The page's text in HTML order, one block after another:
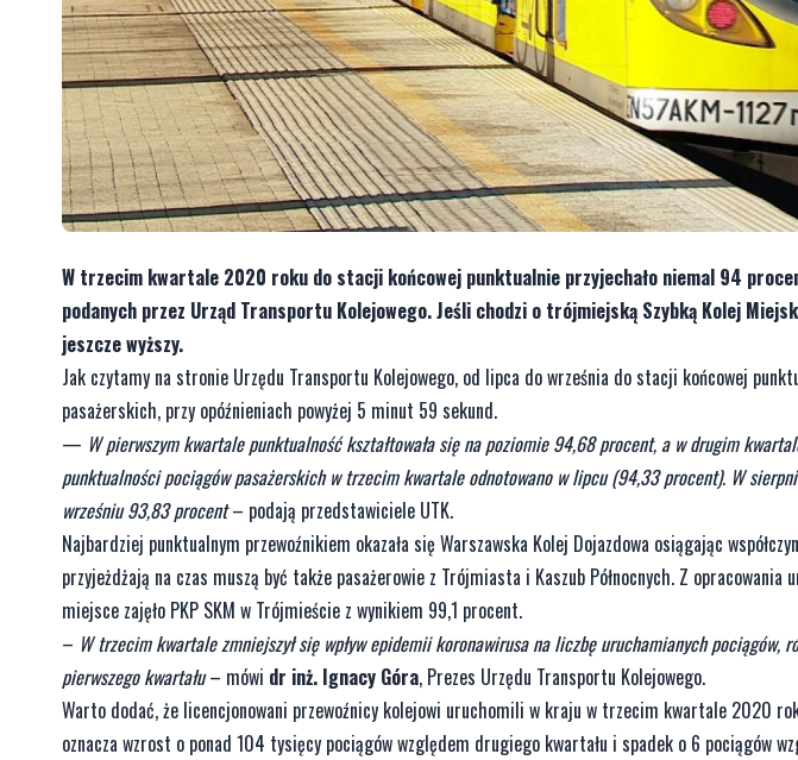
W trzecim kwartale 2020 roku do stacji końcowej punktualnie przyjechało niemal 94
podanych przez Urząd Transportu Kolejowego. Jeśli chodzi o trójmiejską Szybką Kolej
jeszcze wyższy.
Jak czytamy na stronie Urzędu Transportu Kolejowego, od lipca do września do stacji końcowej
pasażerskich, przy opóźnieniach powyżej 5 minut 59 sekund.
— W pierwszym kwartale punktualność kształtowała się na poziomie 94,68 procent, a w drugim
punktualności pociągów pasażerskich w trzecim kwartale odnotowano w lipcu (94,33 procent). W
wrześniu 93,83 procent– podają przedstawiciele UTK.
Najbardziej punktualnym przewoźnikiem okazała się Warszawska Kolej Dojazdowa osiągając
przyjeżdżają na czas muszą być także pasażerowie z Trójmiasta i Kaszub Północnych. Z
miejsce zajęło PKP SKM w Trójmieście z wynikiem 99,1 procent.
– W trzecim kwartale zmniejszył się wpływ epidemii koronawirusa na liczbę uruchamianych pociągów,
pierwszego kwartału– mówi dr inż. Ignacy Góra, Prezes Urzędu Transportu Kolejowego.
Warto dodać, że licencjonowani przewoźnicy kolejowi uruchomili w kraju w trzecim kwartale 2020
oznacza wzrost o ponad 104 tysięcy pociągów względem drugiego kwartału i spadek o 6 pociągów